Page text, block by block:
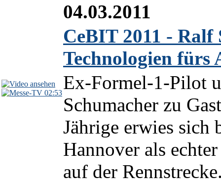
02:53
04.03.2011
CeBIT 2011 - Ralf
Technologien fürs
Ex-Formel-1-Pilot
Schumacher zu
Jährige erwies sich
Hannover als
auf der